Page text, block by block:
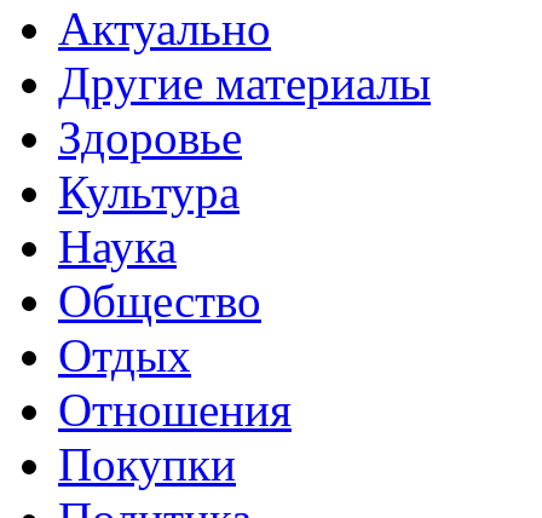
Актуально
Другие материалы
Здоровье
Культура
Наука
Общество
Отдых
Отношения
Покупки